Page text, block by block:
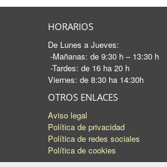
HORARIOS
De Lunes a Jueves:
-Mañanas: de 9:30 h – 13:30 h
-Tardes: de 16 ha 20 h
Viernes: de 8:30 ha 14:30h
OTROS ENLACES
Aviso legal
Política de privacidad
Política de redes sociales
Política de cookies